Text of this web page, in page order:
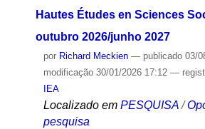
Hautes Études en Sciences
outubro 2026/junho 2027
por Richard Meckien — publicado03/
modificação30/01/2026 17:12 —
IEA
Localizado em PESQUISA /
pesquisa